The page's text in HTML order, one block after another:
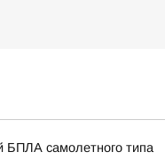
БПЛА самолетного типа